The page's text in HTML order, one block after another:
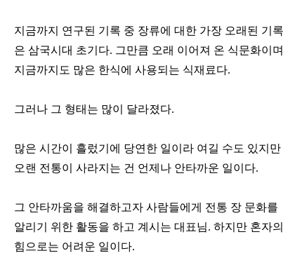
지금까지 연구된 기록 중 장류에 대한 가장 오래된 기록
은 삼국시대 초기다. 그만큼 오래 이어져 온 식문화이며
지금까지도 많은 한식에 사용되는 식재료다.
그러나 그 형태는 많이 달라졌다.
많은 시간이 흘렀기에 당연한 일이라 여길 수도 있지만
오랜 전통이 사라지는 건 언제나 안타까운 일이다.
그 안타까움을 해결하고자 사람들에게 전통 장 문화를
알리기 위한 활동을 하고 계시는 대표님. 하지만 혼자의
힘으로는 어려운 일이다.